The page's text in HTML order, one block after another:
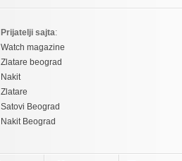
Prijatelji sajta:
Watch magazine
Zlatare beograd
Nakit
Zlatare
Satovi Beograd
Nakit Beograd